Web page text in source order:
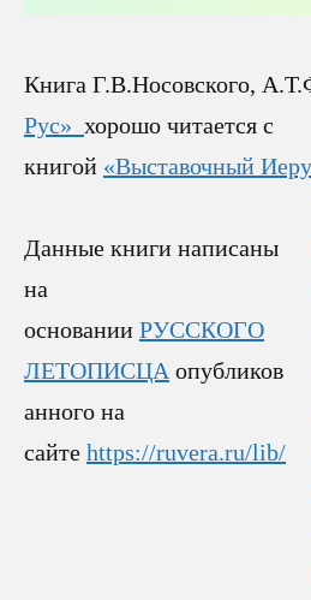
Книга Г.В.Носовского,
Рус» хорошо читается с
книгой «Выставочный
Данные книги написаны
на
основании РУССКОГО
ЛЕТОПИСЦА опубликов
анного на
сайте https://ruvera.ru/lib/